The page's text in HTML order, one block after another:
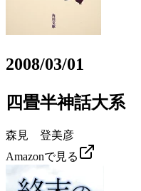
2008/03/01
四畳半神話大系
森見 登美彦
Amazonで見る